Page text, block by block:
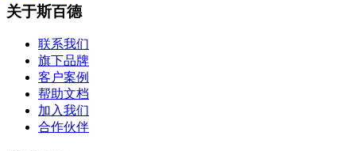
关于斯百德
联系我们
旗下品牌
客户案例
帮助文档
加入我们
合作伙伴